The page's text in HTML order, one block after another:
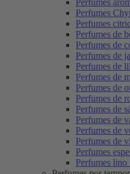
Perfumes
Perfumes
Perfumes
Perfumes de
Perfumes de
Perfumes de
Perfumes de
Perfumes de
Perfumes de
Perfumes de
Perfumes de
Perfumes de
Perfumes de
Perfumes de
Perfumes
Perfumes lino